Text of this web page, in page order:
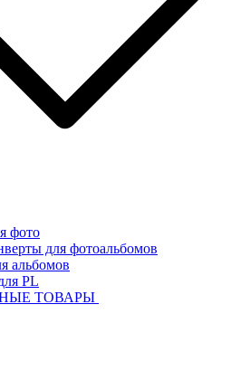
фото
для фотоальбомов
альбомов
PL
ТОВАРЫ